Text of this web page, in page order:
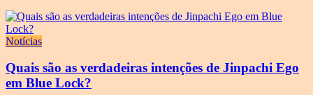
Notícias
Quais são as verdadeiras intenções de Jinpachi Ego
em Blue Lock?